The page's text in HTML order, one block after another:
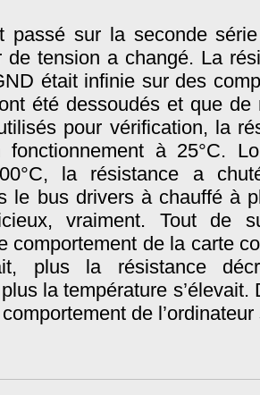
passé sur la seconde
de tension a changé. La
était infinie sur des
été dessoudés et que
pour vérification, la
fonctionnement à 25°C.
la résistance a
le bus drivers à chauffé à
vraiment. Tout de
comportement de la carte
plus la résistance
la température
de